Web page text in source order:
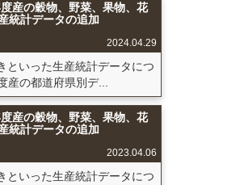
産の穀物、野菜、果物、花
統計データの追加
2024.04.29
といった生産統計データにつ
産の都道府県別デ...
産の穀物、野菜、果物、花
統計データの追加
2023.04.06
といった生産統計データにつ